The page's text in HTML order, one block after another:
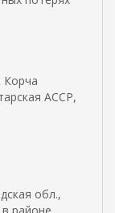
Корча
АССР,
обл.,